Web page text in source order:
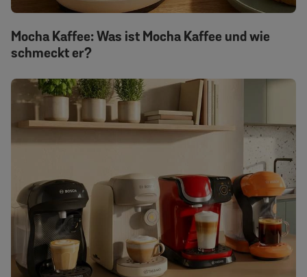
Mocha Kaffee: Was ist Mocha Kaffee und wie
schmeckt er?